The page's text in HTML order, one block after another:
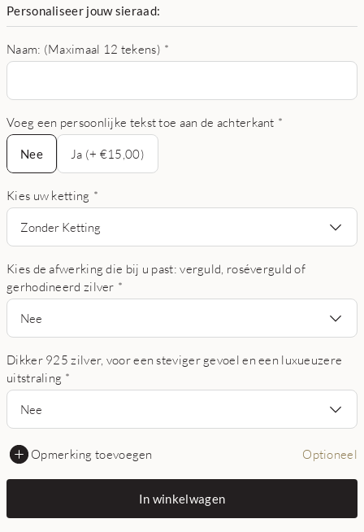
Personaliseer jouw sieraad:
Naam: (Maximaal 12 tekens) *
Voeg een persoonlijke tekst toe aan de achterkant *
Nee
Nee
Ja (+ €15,00)
Kies uw ketting *
Zonder Ketting
Kies de afwerking die bij u past: verguld, roséverguld of
gerhodineerd zilver *
Nee
Dikker 925 zilver, voor een steviger gevoel en een luxueuzere
uitstraling *
Nee
Opmerking toevoegen Optioneel
In winkelwagen